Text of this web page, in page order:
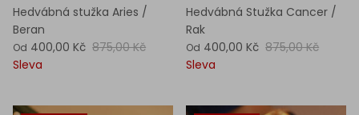
Hedvábná stužka Aries /
Beran
Od 400,00 Kč 875,00 Kč
Sleva
Hedvábná Stužka Cancer /
Rak
Od 400,00 Kč 875,00 Kč
Sleva